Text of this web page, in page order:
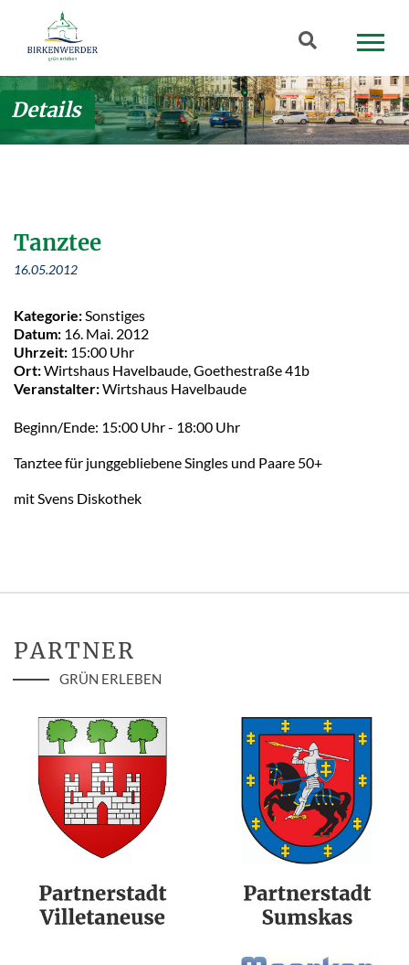
Zum Hauptinhalt springen
Suchbegriff
Details
Tanztee
16.05.2012
Kategorie: Sonstiges
Datum: 16. Mai. 2012
Uhrzeit: 15:00 Uhr
Ort:Wirtshaus Havelbaude, Goethestraße 41b
Veranstalter:Wirtshaus Havelbaude
Beginn/Ende: 15:00 Uhr - 18:00 Uhr
Tanztee für junggebliebene Singles und Paare 50+
mit Svens Diskothek
PARTNER
GRÜN ERLEBEN